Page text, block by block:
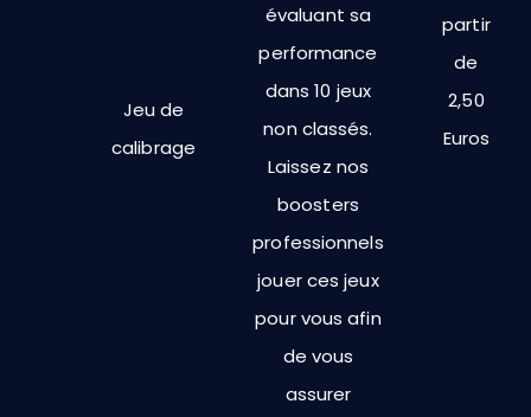
Jeu de
calibrage
évaluant sa
performance
dans 10 jeux
non classés.
Laissez nos
boosters
professionnels
jouer ces jeux
pour vous afin
de vous
assurer
partir
de
2,50
Euros